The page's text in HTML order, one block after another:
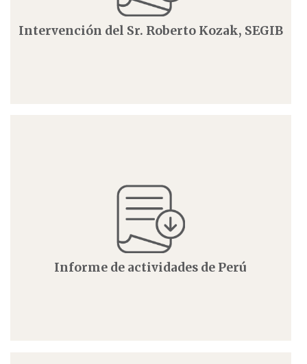
Intervención del Sr. Roberto Kozak, SEGIB
Informe de actividades de Perú